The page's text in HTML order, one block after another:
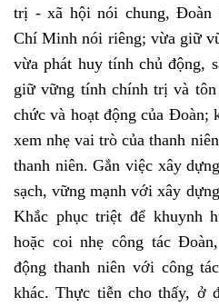
trị - xã hội nói chung, Đoàn
Chí Minh nói riêng; vừa giữ
vừa phát huy tính chủ động,
giữ vững tính chính trị và
chức và hoạt động của Đoàn;
xem nhẹ vai trò của thanh
thanh niên. Gắn việc xây
sạch, vững mạnh với xây
Khắc phục triệt để khuynh
hoặc coi nhẹ công tác
động thanh niên với công
khác. Thực tiễn cho thấy, ở